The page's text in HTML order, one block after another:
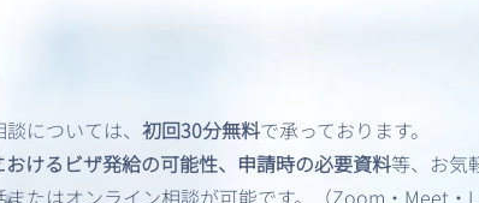
ける顔認
クス提出の
飲酒運転（DUI）歴がある
のアメリカビザ申請
については、 初回30分無料で承っております。
けるビザ発給の可能性、申請時の必要資料等、お気
たはオンライン相談が可能です。（Zoom・Meet・